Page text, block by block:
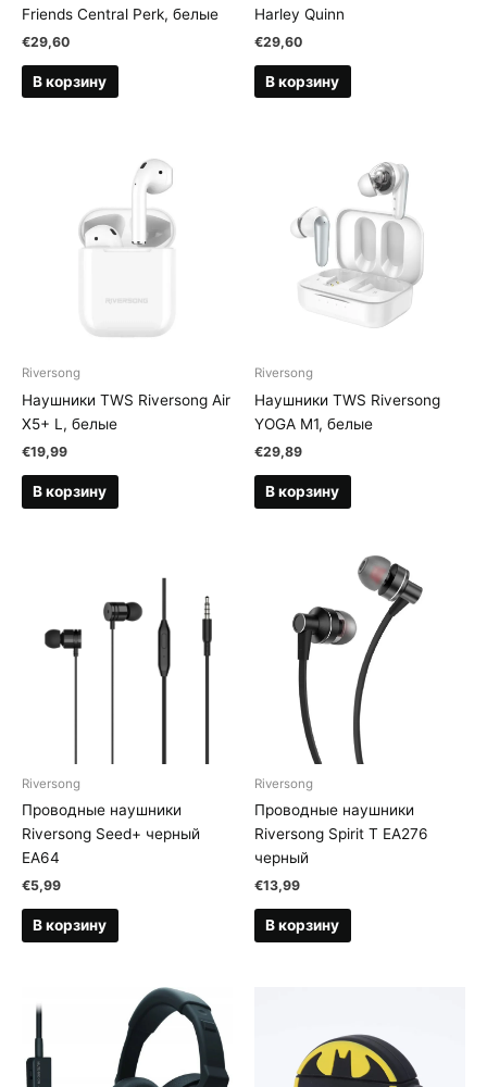
Friends Central Perk, белые
€29,60
В корзину
Harley Quinn
€29,60
В корзину
Riversong
Наушники TWS Riversong Air
X5+ L, белые
€19,99
В корзину
Riversong
Наушники TWS Riversong
YOGA M1, белые
€29,89
В корзину
Riversong
Проводные наушники
Riversong Seed+ черный
EA64
€5,99
В корзину
Riversong
Проводные наушники
Riversong Spirit T EA276
черный
€13,99
В корзину